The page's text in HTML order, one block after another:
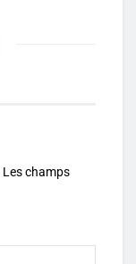
Les champs